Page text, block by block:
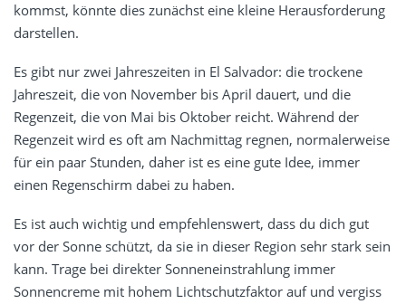
kommst, könnte dies zunächst eine kleine Herausforderung
darstellen.
Es gibt nur zwei Jahreszeiten in El Salvador: die trockene
Jahreszeit, die von November bis April dauert, und die
Regenzeit, die von Mai bis Oktober reicht. Während der
Regenzeit wird es oft am Nachmittag regnen, normalerweise
für ein paar Stunden, daher ist es eine gute Idee, immer
einen Regenschirm dabei zu haben.
Es ist auch wichtig und empfehlenswert, dass du dich gut
vor der Sonne schützt, da sie in dieser Region sehr stark sein
kann. Trage bei direkter Sonneneinstrahlung immer
Sonnencreme mit hohem Lichtschutzfaktor auf und vergiss